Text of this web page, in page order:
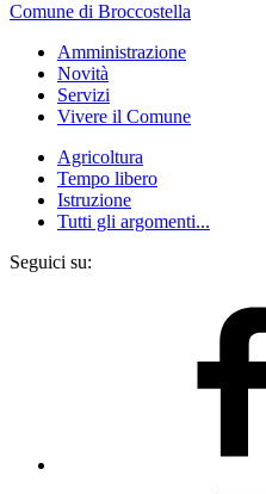
Comune di Broccostella
Amministrazione
Novità
Servizi
Vivere il Comune
Agricoltura
Tempo libero
Istruzione
Tutti gli argomenti...
Seguici su: